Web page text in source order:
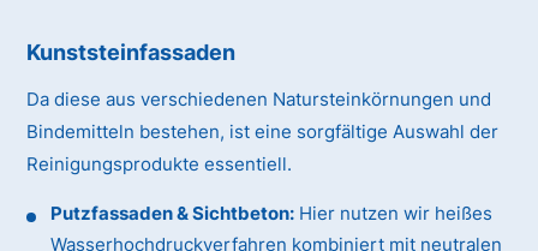
Kunststeinfassaden
Da diese aus verschiedenen Natursteinkörnungen und
Bindemitteln bestehen, ist eine sorgfältige Auswahl der
Reinigungsprodukte essentiell.
Putzfassaden & Sichtbeton: Hier nutzen wir heißes
Wasserhochdruckverfahren kombiniert mit neutralen